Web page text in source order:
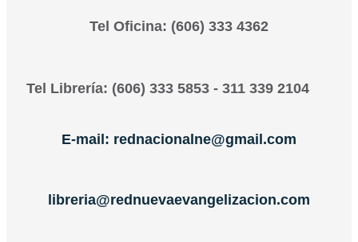
Tel Oficina: (606) 333 4362
Tel Librería: (606) 333 5853 - 311 339 2104
E-mail: rednacionalne@gmail.com
libreria@rednuevaevangelizacion.com